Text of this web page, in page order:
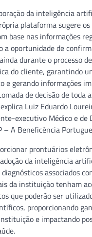
da inteligência
plataforma sugere
base nas informações
a oportunidade de
durante o processo
do cliente, garantindo
e gerando informações
de decisão de toda
Luiz Eduardo
executivo Médico e de
– A Beneficência
prontuários
da inteligência
associados
da instituição tenham
que poderão ser
proporcionando
e impactando